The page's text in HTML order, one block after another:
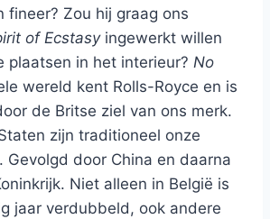
fineer? Zou hij graag ons
of Ecstasyingewerkt willen
plaatsen in het interieur? No
wereld kent Rolls-Royce en is
de Britse ziel van ons merk.
zijn traditioneel onze
Gevolgd door China en daarna
Niet alleen in België is
jaar verdubbeld, ook andere